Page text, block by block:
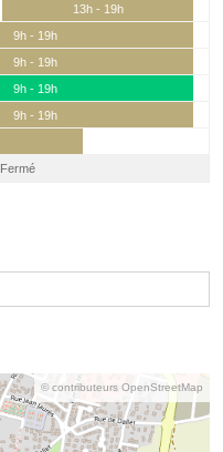
13h - 19h
9h - 19h
9h - 19h
9h - 19h
9h - 19h
Fermé
© contributeurs OpenStreetMap